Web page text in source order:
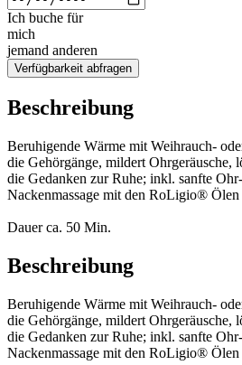
Ich buche für
mich
jemand anderen
Verfügbarkeit abfragen
Beschreibung
Beruhigende Wärme mit Weihrauch-
die Gehörgänge, mildert Ohrgeräusche,
die Gedanken zur Ruhe; inkl. sanfte
Nackenmassage mit den RoLigio®
Dauer ca. 50 Min.
Beschreibung
Beruhigende Wärme mit Weihrauch-
die Gehörgänge, mildert Ohrgeräusche,
die Gedanken zur Ruhe; inkl. sanfte
Nackenmassage mit den RoLigio®